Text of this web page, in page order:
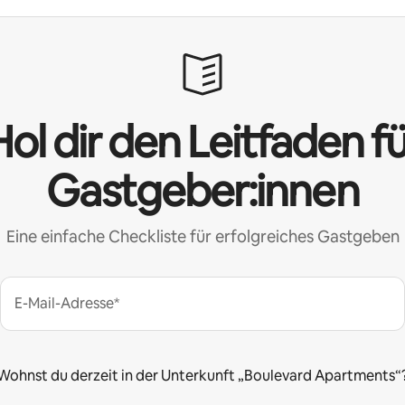
dir den Leitfaden
Gastgeber:innen
Eine einfache Checkliste für erfolgreiches Gastgeben
E-Mail-Adresse*
du derzeit in der Unterkunft „Boulevard